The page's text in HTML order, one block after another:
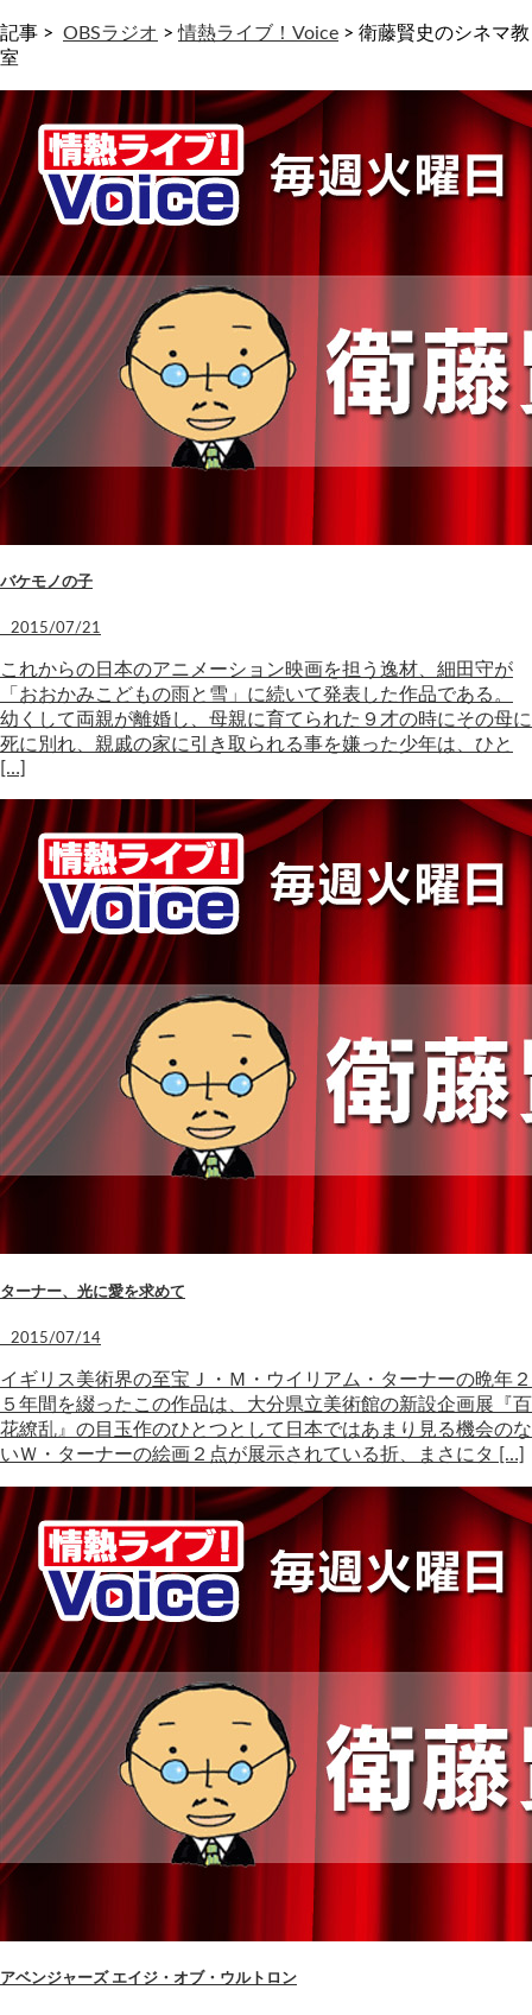
記事 > OBSラジオ >情熱ライブ！Voice > 衛藤賢史のシネマ教
室
バケモノの子
2015/07/21
これからの日本のアニメーション映画を担う逸材、細田守が
「おおかみこどもの雨と雪」に続いて発表した作品である。
幼くして両親が離婚し、母親に育てられた９才の時にその母に
死に別れ、親戚の家に引き取られる事を嫌った少年は、ひと
[…]
ターナー、光に愛を求めて
2015/07/14
イギリス美術界の至宝Ｊ・Ｍ・ウイリアム・ターナーの晩年２
５年間を綴ったこの作品は、大分県立美術館の新設企画展『百
花繚乱』の目玉作のひとつとして日本ではあまり見る機会のな
いＷ・ターナーの絵画２点が展示されている折、まさにタ […]
アベンジャーズ エイジ・オブ・ウルトロン